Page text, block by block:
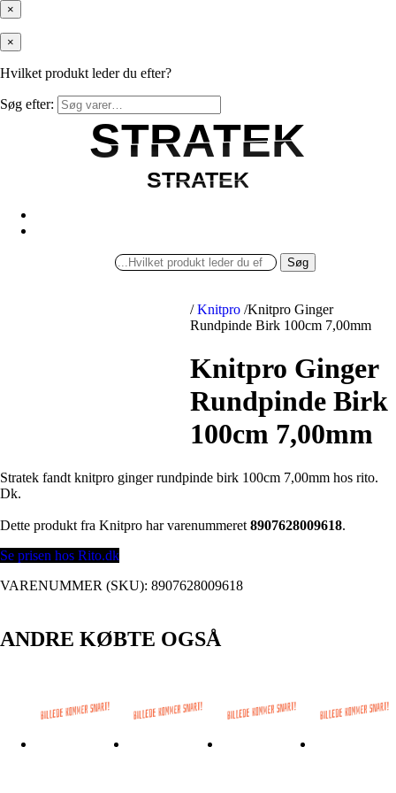
×
×
Hvilket produkt leder du efter?
Søg efter:
STRATEK
STRATEK
STRATEK
STRATEK
Søg
/ Knitpro /Knitpro Ginger
Rundpinde Birk 100cm 7,00mm
Knitpro Ginger
Rundpinde Birk
100cm 7,00mm
Stratek fandt knitpro ginger rundpinde birk 100cm 7,00mm hos rito.
Dk.
Dette produkt fra Knitpro har varenummeret 8907628009618.
Se prisen hos Rito.dk
VARENUMMER (SKU): 8907628009618
ANDRE KØBTE OGSÅ